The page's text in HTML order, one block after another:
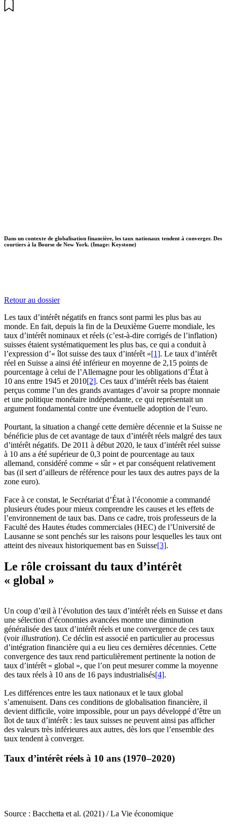
Dans un contexte de globalisation financière, les taux nationaux tendent à converger. Des
courtiers à la Bourse de New York. (Image: Keystone)
Retour au dossier
Les taux d’intérêt négatifs en francs sont parmi les plus bas au
monde. En fait, depuis la fin de la Deuxième Guerre mondiale, les
taux d’intérêt nominaux et réels (c’est-à-dire corrigés de l’inflation)
suisses étaient systématiquement les plus bas, ce qui a conduit à
l’expression d’« îlot suisse des taux d’intérêt »[1]. Le taux d’intérêt
réel en Suisse a ainsi été inférieur en moyenne de 2,15 points de
pourcentage à celui de l’Allemagne pour les obligations d’État à
10 ans entre 1945 et 2010[2]. Ces taux d’intérêt réels bas étaient
perçus comme l’un des grands avantages d’avoir sa propre monnaie
et une politique monétaire indépendante, ce qui représentait un
argument fondamental contre une éventuelle adoption de l’euro.
Pourtant, la situation a changé cette dernière décennie et la Suisse ne
bénéficie plus de cet avantage de taux d’intérêt réels malgré des taux
d’intérêt négatifs. De 2011 à début 2020, le taux d’intérêt réel suisse
à 10 ans a été supérieur de 0,3 point de pourcentage au taux
allemand, considéré comme « sûr » et par conséquent relativement
bas (il sert d’ailleurs de référence pour les taux des autres pays de la
zone euro).
Face à ce constat, le Secrétariat d’État à l’économie a commandé
plusieurs études pour mieux comprendre les causes et les effets de
l’environnement de taux bas. Dans ce cadre, trois professeurs de la
Faculté des Hautes études commerciales (HEC) de l’Université de
Lausanne se sont penchés sur les raisons pour lesquelles les taux ont
atteint des niveaux historiquement bas en Suisse[3].
Le rôle croissant du taux d’intérêt
« global »
Un coup d’œil à l’évolution des taux d’intérêt réels en Suisse et dans
une sélection d’économies avancées montre une diminution
généralisée des taux d’intérêt réels et une convergence de ces taux
(voir illustration). Ce déclin est associé en particulier au processus
d’intégration financière qui a eu lieu ces dernières décennies. Cette
convergence des taux rend particulièrement pertinente la notion de
taux d’intérêt « global », que l’on peut mesurer comme la moyenne
des taux réels à 10 ans de 16 pays industrialisés[4].
Les différences entre les taux nationaux et le taux global
s’amenuisent. Dans ces conditions de globalisation financière, il
devient difficile, voire impossible, pour un pays développé d’être un
îlot de taux d’intérêt : les taux suisses ne peuvent ainsi pas afficher
des valeurs très inférieures aux autres, dès lors que l’ensemble des
taux tendent à converger.
Taux d’intérêt réels à 10 ans (1970–2020)
Source : Bacchetta et al. (2021) / La Vie économique